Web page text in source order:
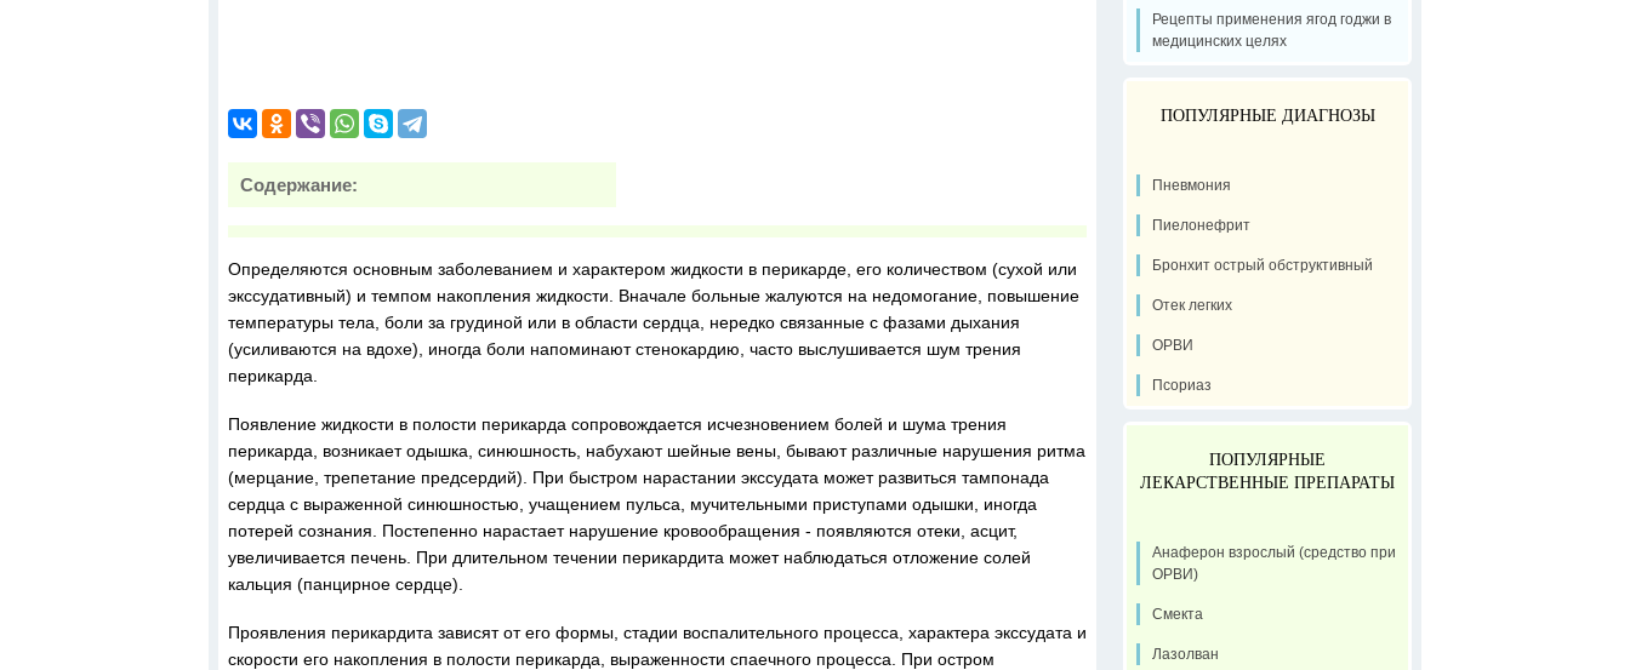
Содержание:
Определяются основным заболеванием и характером жидкости в перикарде, его количеством (сухой или
экссудативный) и темпом накопления жидкости. Вначале больные жалуются на недомогание, повышение
температуры тела, боли за грудиной или в области сердца, нередко связанные с фазами дыхания
(усиливаются на вдохе), иногда боли напоминают стенокардию, часто выслушивается шум трения
перикарда.
Появление жидкости в полости перикарда сопровождается исчезновением болей и шума трения
перикарда, возникает одышка, синюшность, набухают шейные вены, бывают различные нарушения ритма
(мерцание, трепетание предсердий). При быстром нарастании экссудата может развиться тампонада
сердца с выраженной синюшностью, учащением пульса, мучительными приступами одышки, иногда
потерей сознания. Постепенно нарастает нарушение кровообращения - появляются отеки, асцит,
увеличивается печень. При длительном течении перикардита может наблюдаться отложение солей
кальция (панцирное сердце).
Проявления перикардита зависят от его формы, стадии воспалительного процесса, характера экссудата и
скорости его накопления в полости перикарда, выраженности спаечного процесса. При остром
Рецепты применения ягод годжи в
медицинских целях
ПОПУЛЯРНЫЕ ДИАГНОЗЫ
Пневмония
Пиелонефрит
Бронхит острый обструктивный
Отек легких
ОРВИ
Псориаз
ПОПУЛЯРНЫЕ
ЛЕКАРСТВЕННЫЕ ПРЕПАРАТЫ
Анаферон взрослый (средство при
ОРВИ)
Смекта
Лазолван